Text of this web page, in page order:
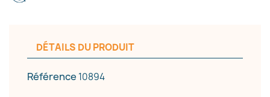
DÉTAILS DU PRODUIT
Référence 10894